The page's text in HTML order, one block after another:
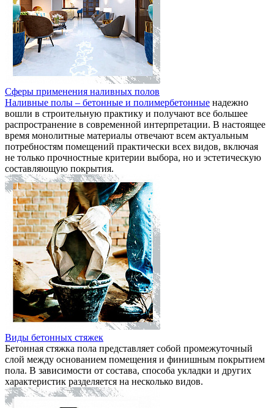
Сферы применения наливных полов
Наливные полы – бетонные и полимербетонные надежно
вошли в строительную практику и получают все большее
распространение в современной интерпретации. В настоящее
время монолитные материалы отвечают всем актуальным
потребностям помещений практически всех видов, включая
не только прочностные критерии выбора, но и эстетическую
составляющую покрытия.
Виды бетонных стяжек
Бетонная стяжка пола представляет собой промежуточный
слой между основанием помещения и финишным покрытием
пола. В зависимости от состава, способа укладки и других
характеристик разделяется на несколько видов.